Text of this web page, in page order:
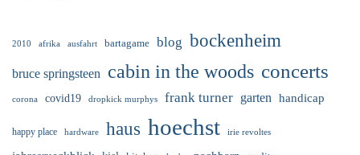
2010 afrika ausfahrt bartagame blog bockenheim
bruce springsteen cabin in the woods concerts
corona covid19 dropkick murphys frank turner garten handicap
happy place hardware haus hoechst irie revoltes